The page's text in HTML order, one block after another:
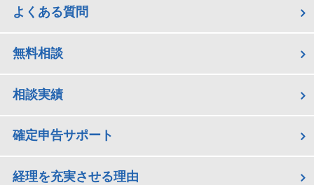
よくある質問
無料相談
相談実績
確定申告サポート
経理を充実させる理由